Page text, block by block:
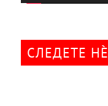
СЛЕДЕТЕ НÈ